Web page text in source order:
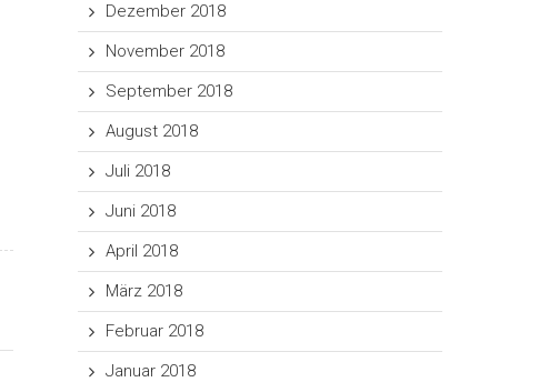
Dezember 2018
November 2018
September 2018
August 2018
Juli 2018
Juni 2018
April 2018
März 2018
Februar 2018
Januar 2018